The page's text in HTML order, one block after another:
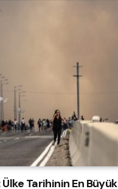
Tarihinin En Büyük